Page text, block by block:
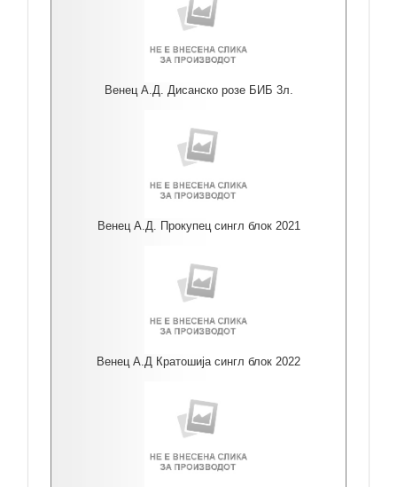
Венец А.Д. Дисанско розе БИБ 3л.
Венец А.Д. Прокупец сингл блок 2021
Венец А.Д Кратошија сингл блок 2022